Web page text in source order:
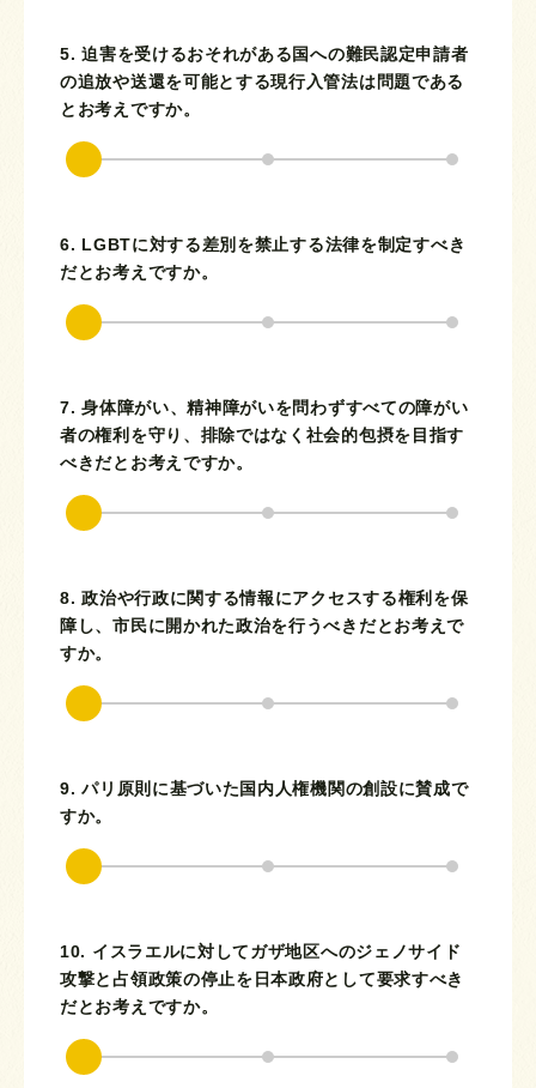
5. 迫害を受けるおそれがある国への難民認定申請者
の追放や送還を可能とする現行入管法は問題である
とお考えですか。
6. LGBTに対する差別を禁止する法律を制定すべき
だとお考えですか。
7. 身体障がい、精神障がいを問わずすべての障がい
者の権利を守り、排除ではなく社会的包摂を目指す
べきだとお考えですか。
8. 政治や行政に関する情報にアクセスする権利を保
障し、市民に開かれた政治を行うべきだとお考えで
すか。
9. パリ原則に基づいた国内人権機関の創設に賛成で
すか。
10. イスラエルに対してガザ地区へのジェノサイド
攻撃と占領政策の停止を日本政府として要求すべき
だとお考えですか。